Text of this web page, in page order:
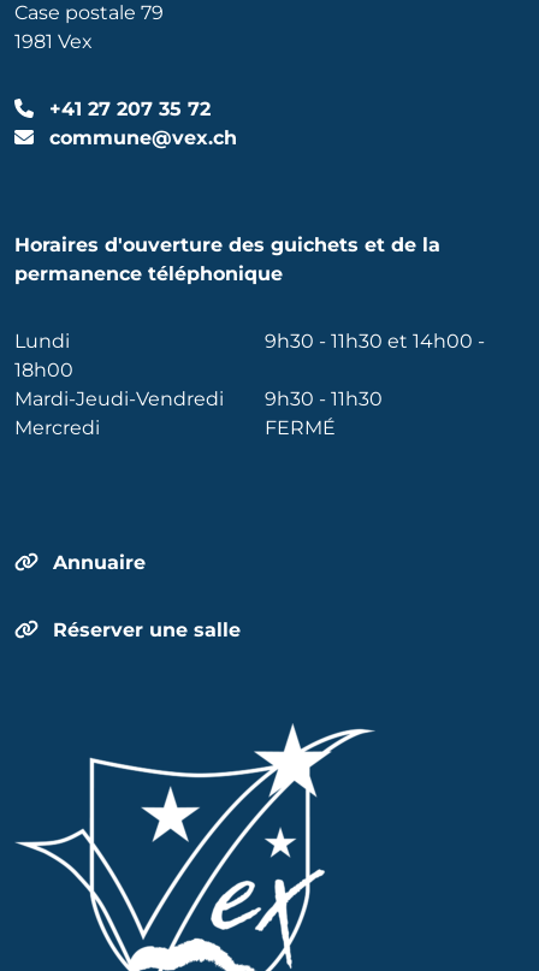
Case postale 79
1981 Vex
+41 27 207 35 72
commune@vex.ch
Horaires d'ouverture des guichets et de la
permanence téléphonique
Lundi
9h30 - 11h30 et 14h00 -
18h00
Mardi-Jeudi-Vendredi
9h30 - 11h30
Mercredi
FERMÉ
Annuaire
Réserver une salle